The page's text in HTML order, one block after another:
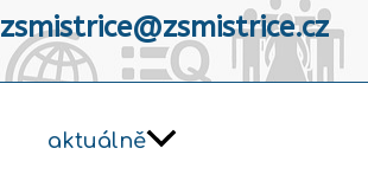
zsmistrice@zsmistrice.cz
aktuálně